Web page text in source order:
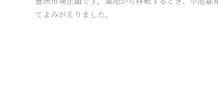
てよみがえりました。